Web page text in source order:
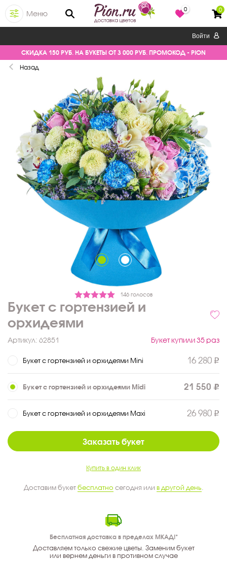
Меню
0 0
Войти
СКИДКА 150 РУБ. НА БУКЕТЫ ОТ 3 000 РУБ. ПРОМОКОД - PION
Назад
146 голосов
Букет с гортензией и
орхидеями
Артикул: 62851 Букет купили 35 раз
Букет с гортензией и орхидеями Mini 16 280
Букет с гортензией и орхидеями Midi 21 550
Букет с гортензией и орхидеями Maxi 26 980
Заказать букет
Купить в один клик
Доставим букетбесплатно сегодня или в другой день
Бесплатная доставка в пределах МКАД!*
Доставляем только свежие цветы. Заменим букет
или вернем деньги в противном случае